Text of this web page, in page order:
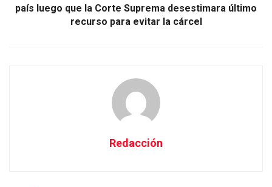
país luego que la Corte Suprema desestimara último
recurso para evitar la cárcel
Redacción